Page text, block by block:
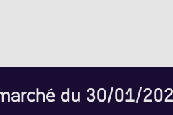
du 30/01/